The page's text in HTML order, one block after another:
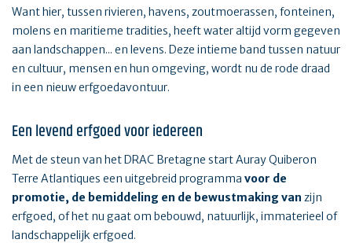
Want hier, tussen rivieren, havens, zoutmoerassen, fonteinen,
molens en maritieme tradities, heeft water altijd vorm gegeven
aan landschappen... en levens. Deze intieme band tussen natuur
en cultuur, mensen en hun omgeving, wordt nu de rode draad
in een nieuw erfgoedavontuur.
Een levend erfgoed voor iedereen
Met de steun van het DRAC Bretagne start Auray Quiberon
Terre Atlantiques een uitgebreid programma voor de
promotie, de bemiddeling en de bewustmaking van zijn
erfgoed, of het nu gaat om bebouwd, natuurlijk, immaterieel of
landschappelijk erfgoed.